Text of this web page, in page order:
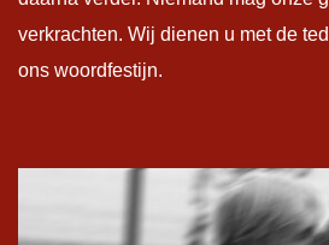
verkrachten. Wij dienen u met de
ons woordfestijn.